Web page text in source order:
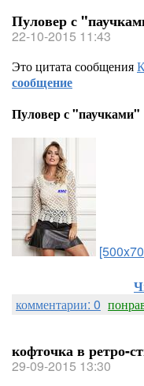
Пуловер с
22-10-2015 11:43
Это цитата сообщения
сообщение
Пуловер с "паучками"
комментарии: 0
кофточка в ретро-
29-09-2015 13:30